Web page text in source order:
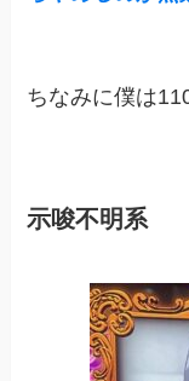
ちなみに僕は
示唆不明系